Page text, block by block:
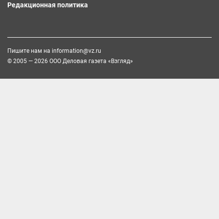
Редакционная политика
Пишите нам на information@vz.ru
© 2005 — 2026 ООО Деловая газета «Взгляд»